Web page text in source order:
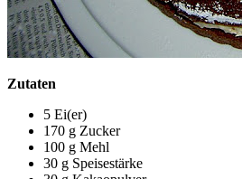
Zutaten
5 Ei(er)
170 g Zucker
100 g Mehl
30 g Speisestärke